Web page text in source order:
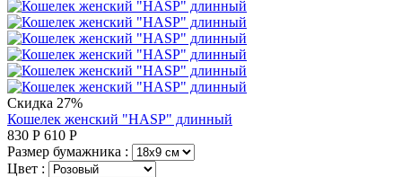
Скидка 27%
Кошелек женский "HASP" длинный
830 Р 610 Р
Размер бумажника :
Цвет :